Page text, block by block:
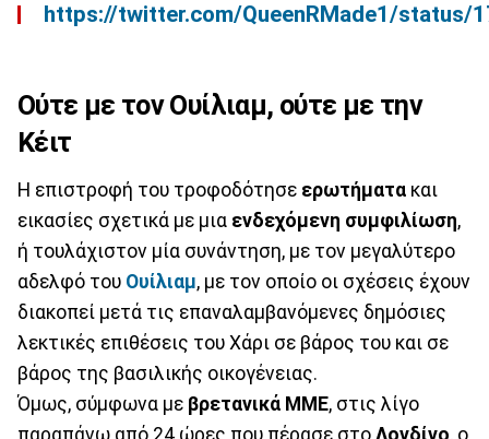
https://twitter.com/QueenRMade1/status/
Ούτε με τον Ουίλιαμ, ούτε με την
Κέιτ
Η επιστροφή του τροφοδότησε ερωτήματα και
εικασίες σχετικά με μια ενδεχόμενη συμφιλίωση,
ή τουλάχιστον μία συνάντηση, με τον μεγαλύτερο
αδελφό του Ουίλιαμ, με τον οποίο οι σχέσεις έχουν
διακοπεί μετά τις επαναλαμβανόμενες δημόσιες
λεκτικές επιθέσεις του Χάρι σε βάρος του και σε
βάρος της βασιλικής οικογένειας.
Όμως, σύμφωνα με βρετανικά ΜΜΕ, στις λίγο